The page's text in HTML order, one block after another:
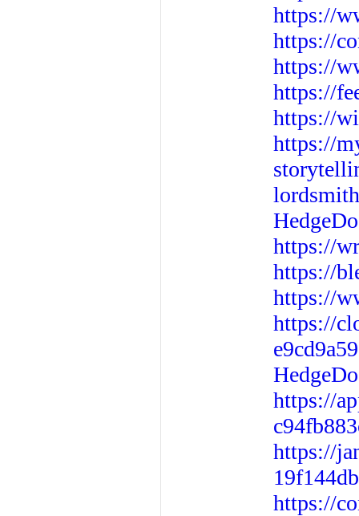
https://
https://
https://
https://
https://
https://
https://
https://
https://
https://
https://
https://
https://